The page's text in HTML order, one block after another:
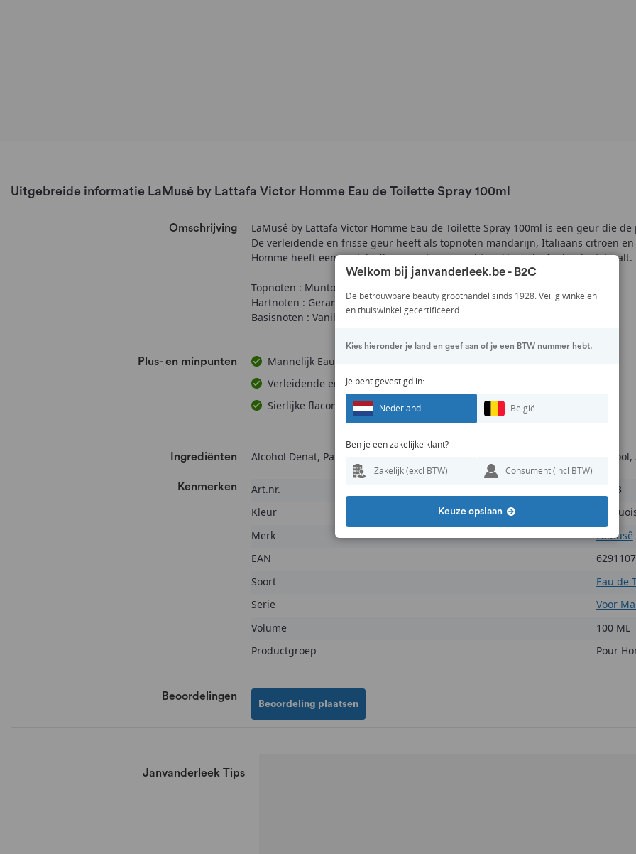
Uitgebreide informatie LaMusê by Lattafa Victor Homme Eau de Toilette Spray 100ml
Omschrijving
LaMusê by Lattafa Victor Homme Eau de Toilette Spray 100ml is een geur die
De verleidende en frisse geur heeft als topnoten mandarijn, Italiaans citroen
Homme heeft een sierlijke flacon met een prachtige kleur die frisheid uitstraalt.
Topnoten : Muntolie, appel, citroen en mandarijn
Hartnoten : Geranium, muskaatsalie en ambroxan
Basisnoten : Vanille, sandelhout, patchouli, vetiver en cederhout
Plus- en minpunten
Mannelijk Eau de Toilette
Verleidende en frisse geur
Sierlijke flacon
Ingrediënten Alcohol Denat, Parfum (Fragrance), Water (Aqua), Limonene, Coumarin,
Kenmerken Kenmerken
Art.nr.
LM03
Kleur
Merk
LaMusê
EAN
Soort
Eau de
Serie
Voor
Volume
100 ML
Productgroep
Pour
Beoordelingen
Beoordeling plaatsen
Janvanderleek Tips
Welkom bij janvanderleek.be - B2C
De betrouwbare beauty groothandel sinds 1928. Veilig winkelen
en thuiswinkel gecertificeerd.
Kies hieronder je land en geef aan of je een BTW nummer hebt.
Je bent gevestigd in:
Nederland België
Ben je een zakelijke klant?
Zakelijk (excl BTW) Consument (incl BTW)
Keuze opslaan